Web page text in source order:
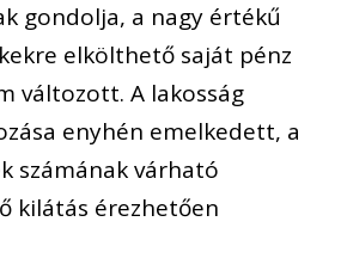
gondolja, a nagy értékű
elkölthető saját pénz
változott. A lakosság
enyhén emelkedett, a
számának várható
kilátás érezhetően